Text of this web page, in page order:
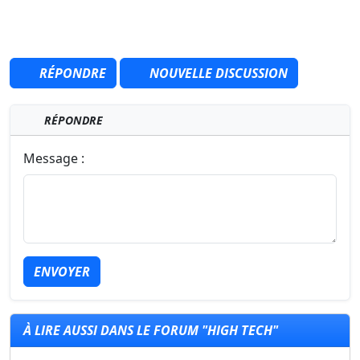
RÉPONDRE NOUVELLE DISCUSSION
RÉPONDRE
Message :
ENVOYER
À LIRE AUSSI DANS LE FORUM "HIGH TECH"